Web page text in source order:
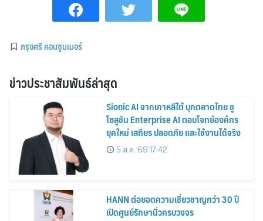
กรุงศรี คอนซูมเมอร์
ข่าวประชาสัมพันธ์ล่าสุด
Sionic AI จากเกาหลีใต้ บุกตลาดไทย ชู
โซลูชัน Enterprise AI ตอบโจทย์องค์กร
ยุคใหม่ เสถียร ปลอดภัย และใช้งานได้จริง
5 ส.ค. 69 17:42
HANN ต่อยอดความเชี่ยวชาญกว่า 30 ปี
เปิดศูนย์รักษานิ่วครบวงจร